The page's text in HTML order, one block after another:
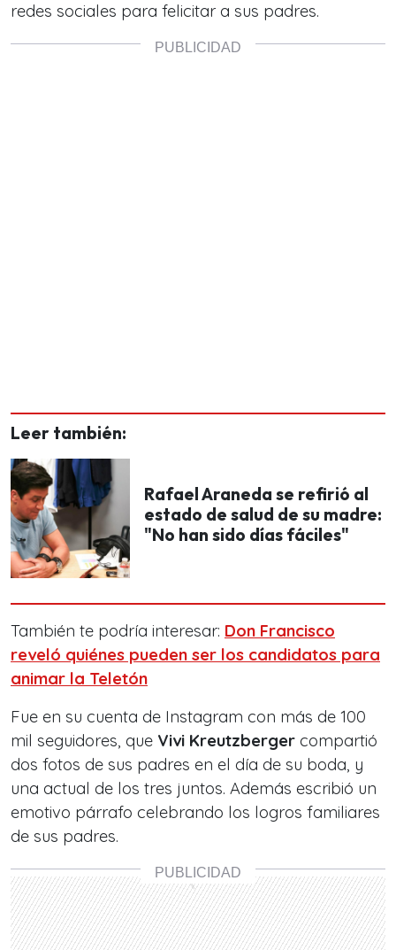
redes sociales para felicitar a sus padres.
Leer también:
Rafael Araneda se refirió al
estado de salud de su madre:
"No han sido días fáciles"
También te podría interesar: Don Francisco
reveló quiénes pueden ser los candidatos para
animar la Teletón
Fue en su cuenta de Instagram con más de 100
mil seguidores, que Vivi Kreutzberger compartió
dos fotos de sus padres en el día de su boda, y
una actual de los tres juntos. Además escribió un
emotivo párrafo celebrando los logros familiares
de sus padres.